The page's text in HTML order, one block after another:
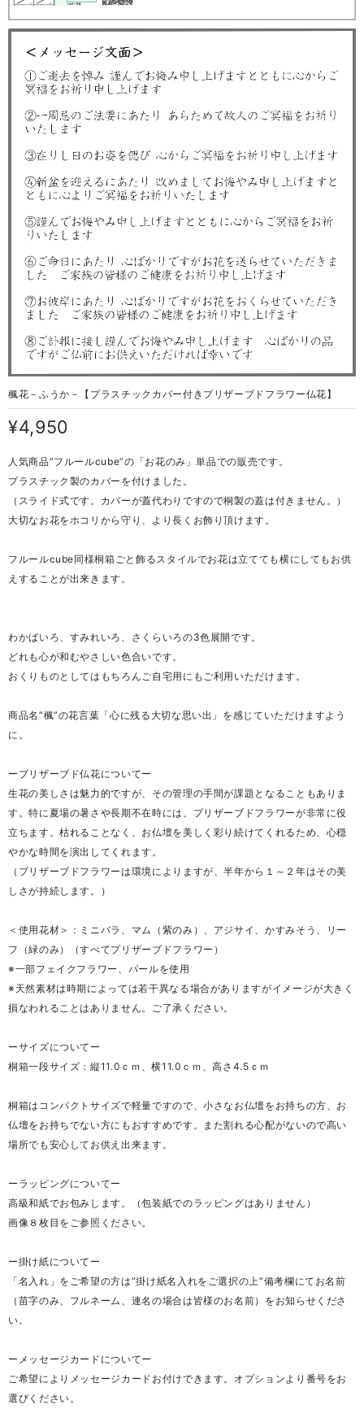
楓花－ふうか－【プラスチックカバー付きプリザーブドフラワー仏花】
¥4,950
人気商品”フルールcube”の「お花のみ」単品での販売です。
プラスチック製のカバーを付けました。
（スライド式です。カバーが蓋代わりですので桐製の蓋は付きません。）
大切なお花をホコリから守り、より長くお飾り頂けます。
フルールcube同様桐箱ごと飾るスタイルでお花は立てても横にしてもお供
えすることが出来きます。
わかばいろ、すみれいろ、さくらいろの3色展開です。
どれも心が和むやさしい色合いです。
おくりものとしてはもちろんご自宅用にもご利用いただけます。
商品名”楓”の花言葉「心に残る大切な思い出」を感じていただけますよう
に。
ープリザーブド仏花についてー
生花の美しさは魅力的ですが、その管理の手間が課題となることもありま
す。特に夏場の暑さや長期不在時には、プリザーブドフラワーが非常に役
立ちます。枯れることなく、お仏壇を美しく彩り続けてくれるため、心穏
やかな時間を演出してくれます。
（プリザーブドフラワーは環境によりますが、半年から１～２年はその美
しさが持続します。）
＜使用花材＞：ミニバラ、マム（紫のみ）、アジサイ、かすみそう、リー
フ（緑のみ）（すべてプリザーブドフラワー）
※一部フェイクフラワー、パールを使用
※天然素材は時期によっては若干異なる場合がありますがイメージが大きく
損なわれることはありません。ご了承ください。
ーサイズについてー
桐箱一段サイズ：縦11.0ｃｍ、横11.0ｃｍ、高さ4.5ｃｍ
桐箱はコンパクトサイズで軽量ですので、小さなお仏壇をお持ちの方、お
仏壇をお持ちでない方にもおすすめです。また割れる心配がないので高い
場所でも安心してお供え出来ます。
ーラッピングについてー
高級和紙でお包みします。（包装紙でのラッピングはありません）
画像８枚目をご参照ください。
ー掛け紙についてー
「名入れ」をご希望の方は”掛け紙名入れをご選択の上”備考欄にてお名前
（苗字のみ、フルネーム、連名の場合は皆様のお名前）をお知らせくださ
い。
ーメッセージカードについてー
ご希望によりメッセージカードお付けできます。オプションより番号をお
選びください。